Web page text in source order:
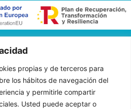
propias y de terceros para
los hábitos de navegación del
y permitirle compartir
Usted puede aceptar o
TARGET S.L. ha recibido una ayuda de la
cargo al Programa Operativo FEDER de
financiada como parte de la respuesta de
de COVID-19 (REACT-UE), para
energético de gas natural y/o
y autónomos especialmente afectados por el